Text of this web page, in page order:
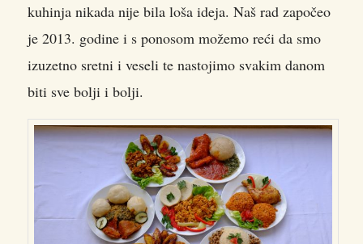
kuhinja nikada nije bila loša ideja. Naš rad započeo
je 2013. godine i s ponosom možemo reći da smo
izuzetno sretni i veseli te nastojimo svakim danom
biti sve bolji i bolji.